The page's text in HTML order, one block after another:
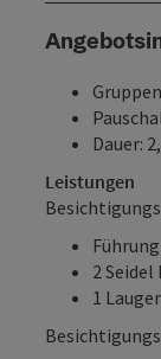
Dauer:
Leistungen
2
1